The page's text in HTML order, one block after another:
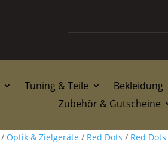
Tuning & Teile Bekleidung
Zubehör & Gutscheine
/ Optik & Zielgeräte / Red Dots / Red Dots